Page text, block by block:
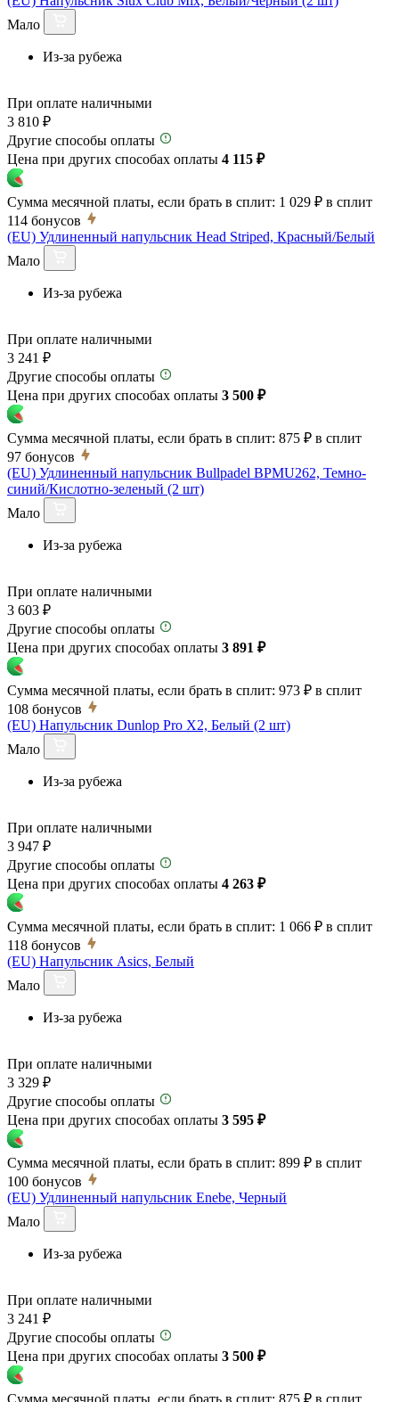
Мало
Из-за рубежа
При оплате наличными
3 810 ₽
Другие способы оплаты
Цена при других способах оплаты 4 115 ₽
Сумма месячной платы, если брать в сплит: 1 029 ₽ в сплит
114 бонусов
(EU) Удлиненный напульсник Head Striped, Красный/Белый
Мало
Из-за рубежа
При оплате наличными
3 241 ₽
Другие способы оплаты
Цена при других способах оплаты 3 500 ₽
Сумма месячной платы, если брать в сплит: 875 ₽ в сплит
97 бонусов
(EU) Удлиненный напульсник Bullpadel BPMU262, Темно-
синий/Кислотно-зеленый (2 шт)
Мало
Из-за рубежа
При оплате наличными
3 603 ₽
Другие способы оплаты
Цена при других способах оплаты 3 891 ₽
Сумма месячной платы, если брать в сплит: 973 ₽ в сплит
108 бонусов
(EU) Напульсник Dunlop Pro X2, Белый (2 шт)
Мало
Из-за рубежа
При оплате наличными
3 947 ₽
Другие способы оплаты
Цена при других способах оплаты 4 263 ₽
Сумма месячной платы, если брать в сплит: 1 066 ₽ в сплит
118 бонусов
(EU) Напульсник Asics, Белый
Мало
Из-за рубежа
При оплате наличными
3 329 ₽
Другие способы оплаты
Цена при других способах оплаты 3 595 ₽
Сумма месячной платы, если брать в сплит: 899 ₽ в сплит
100 бонусов
(EU) Удлиненный напульсник Enebe, Черный
Мало
Из-за рубежа
При оплате наличными
3 241 ₽
Другие способы оплаты
Цена при других способах оплаты 3 500 ₽
Сумма месячной платы, если брать в сплит: 875 ₽ в сплит